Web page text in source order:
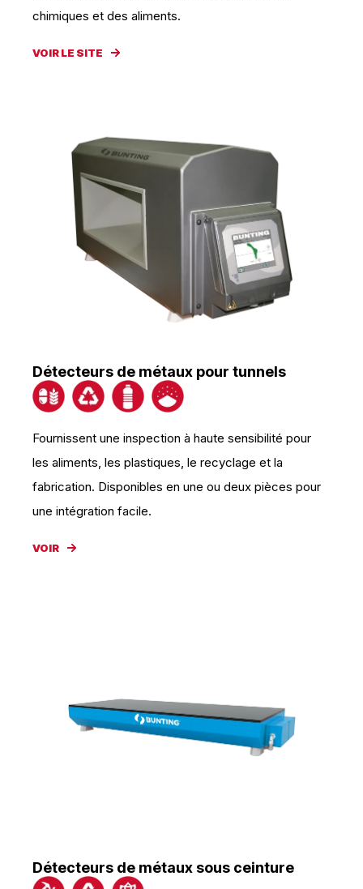
chimiques et des aliments.
VOIR LE SITE
Détecteurs de métaux pour tunnels
Fournissent une inspection à haute sensibilité pour
les aliments, les plastiques, le recyclage et la
fabrication. Disponibles en une ou deux pièces pour
une intégration facile.
VOIR
Détecteurs de métaux sous ceinture